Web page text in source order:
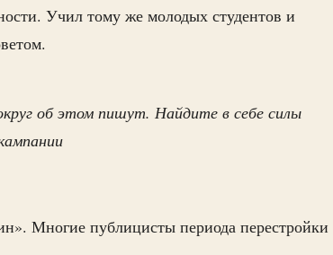
Учил тому же молодых студентов и
об этом пишут. Найдите в себе силы
Многие публицисты периода перестройки